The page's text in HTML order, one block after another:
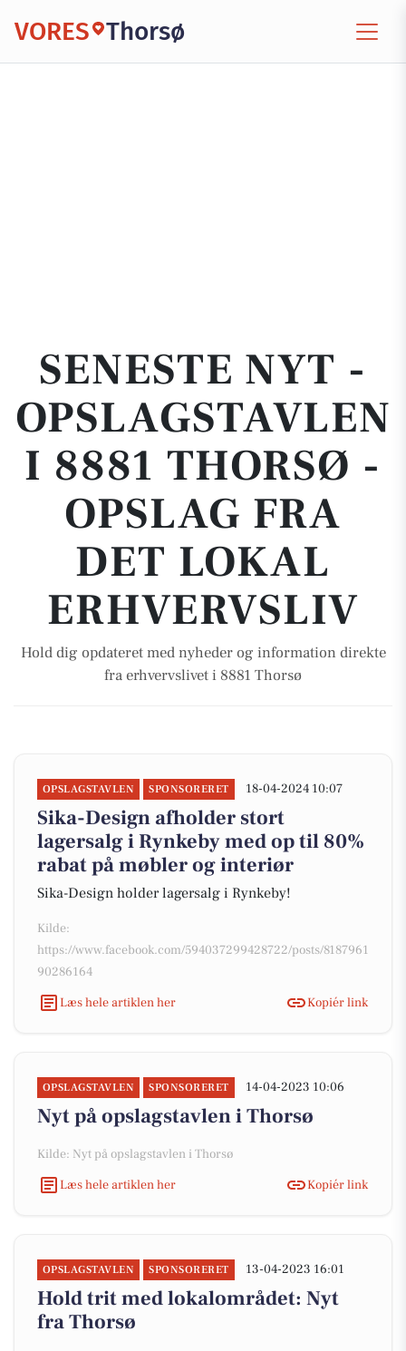
VORES Thorsø
SENESTE NYT -
OPSLAGSTAVLEN
I 8881 THORSØ -
OPSLAG FRA
DET LOKAL
ERHVERVSLIV
Hold dig opdateret med nyheder og information direkte
fra erhvervslivet i 8881 Thorsø
OPSLAGSTAVLEN SPONSORERET 18-04-2024 10:07
Sika-Design afholder stort
lagersalg i Rynkeby med op til 80%
rabat på møbler og interiør
Sika-Design holder lagersalg i Rynkeby!
Kilde:
https://www.facebook.com/594037299428722/posts/8187961
90286164
Læs hele artiklen her
Kopiér link
OPSLAGSTAVLEN SPONSORERET 14-04-2023 10:06
Nyt på opslagstavlen i Thorsø
Kilde: Nyt på opslagstavlen i Thorsø
Læs hele artiklen her
Kopiér link
OPSLAGSTAVLEN SPONSORERET 13-04-2023 16:01
Hold trit med lokalområdet: Nyt
fra Thorsø